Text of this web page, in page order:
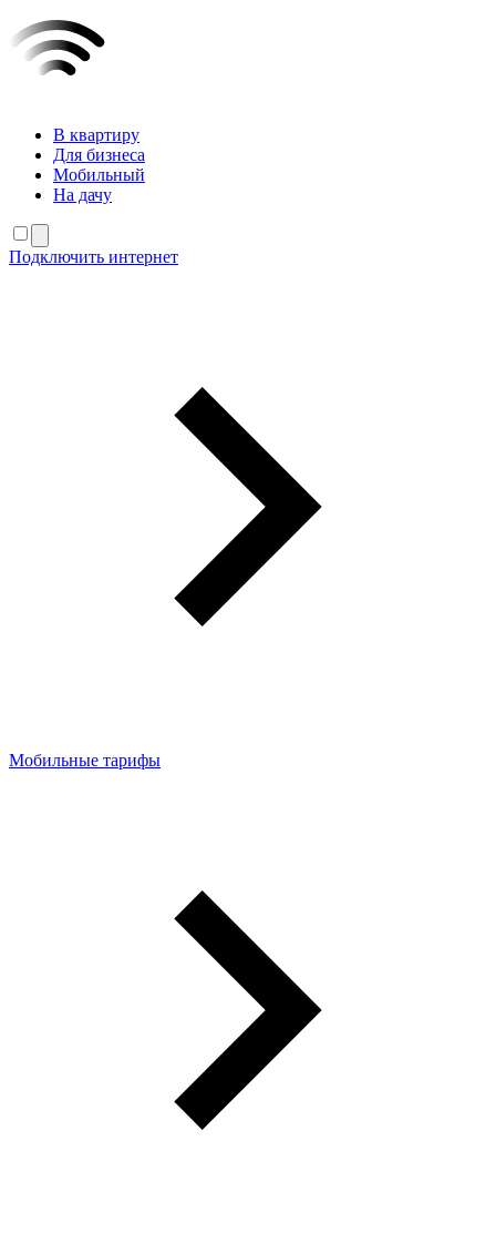
В квартиру
Для бизнеса
Мобильный
На дачу
Подключить интернет
Мобильные тарифы